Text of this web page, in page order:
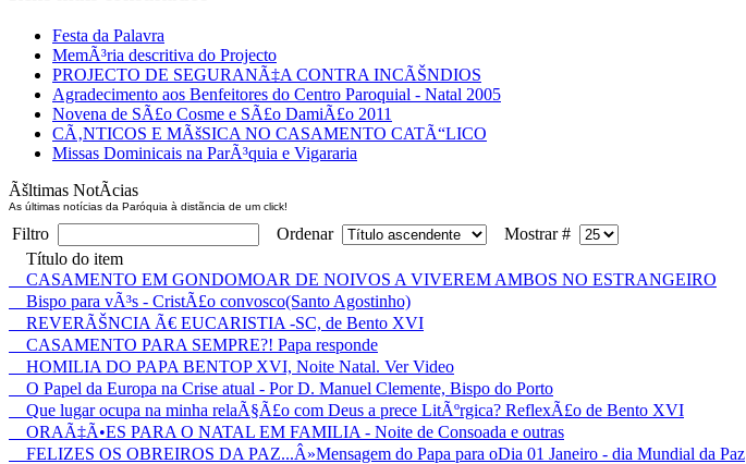
Festa da Palavra
MemÃ³ria descritiva do Projecto
PROJECTO DE SEGURANÃ‡A CONTRA INCÃŠNDIOS
Agradecimento aos Benfeitores do Centro Paroquial - Natal 2005
Novena de SÃ£o Cosme e SÃ£o DamiÃ£o 2011
CÃ‚NTICOS E MÃšSICA NO CASAMENTO CATÃ“LICO
Missas Dominicais na ParÃ³quia e Vigararia
Ãšltimas NotÃ­cias
As últimas notícias da Paróquia à distãncia de um click!
Filtro Ordenar
Mostrar #
Título do item
CASAMENTO EM GONDOMOAR DE NOIVOS A VIVEREM AMBOS NO ESTRANGEIRO
Bispo para vÃ³s - CristÃ£o convosco(Santo Agostinho)
REVERÃŠNCIA Ã€ EUCARISTIA -SC, de Bento XVI
CASAMENTO PARA SEMPRE?! Papa responde
HOMILIA DO PAPA BENTOP XVI, Noite Natal. Ver Video
O Papel da Europa na Crise atual - Por D. Manuel Clemente, Bispo do Porto
Que lugar ocupa na minha relaÃ§Ã£o com Deus a prece LitÃºrgica? ReflexÃ£o de Bento XVI
ORAÃ‡Ã•ES PARA O NATAL EM FAMILIA - Noite de Consoada e outras
FELIZES OS OBREIROS DA PAZ...Â»Mensagem do Papa para oDia 01 Janeiro - dia Mundial da Paz